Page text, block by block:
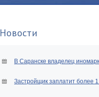
Новости
В Саранске владелец
Застройщик заплатит более